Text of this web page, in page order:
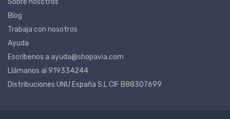
Sobre nosotros
Blog
Trabaja con nosotros
Ayuda
Escríbenos a ayuda@shopavia.com
Llámanos al 919334244
Distribuciones UNU España S.L CIF B88307699